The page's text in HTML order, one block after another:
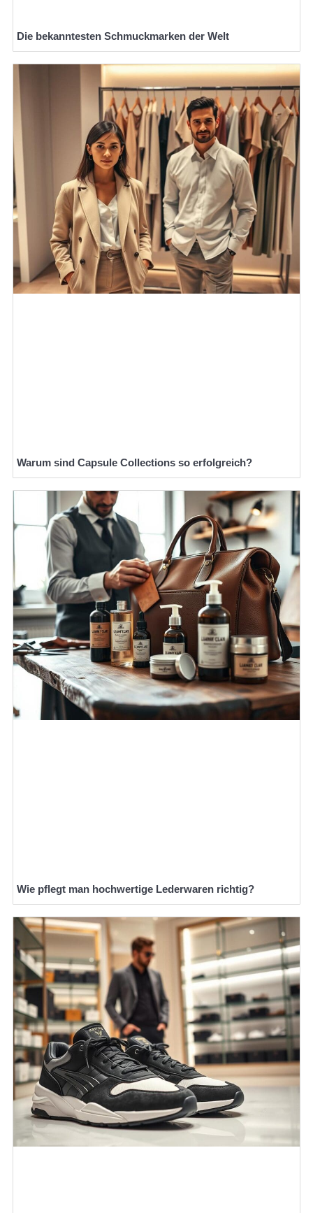
Die bekanntesten Schmuckmarken der Welt
Warum sind Capsule Collections so erfolgreich?
Wie pflegt man hochwertige Lederwaren richtig?